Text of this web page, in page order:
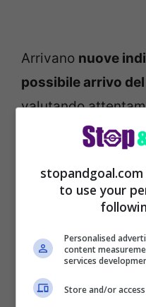
Arrivano nuove
possibile arrivo
valutando
club che è pronto
dopo
preparando ad
campionato di
Nonostante l’età
pronto a dare il
con l’obiettivo di
to use your
Personalised
content
services
Store and/or